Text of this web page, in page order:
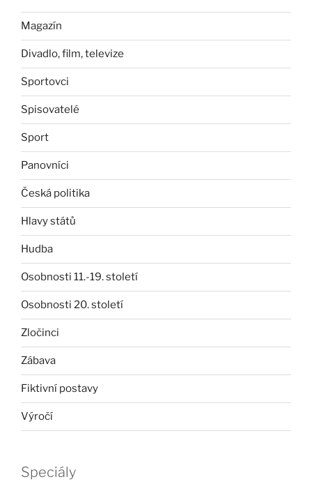
Magazín
Divadlo, film, televize
Sportovci
Spisovatelé
Sport
Panovníci
Česká politika
Hlavy států
Hudba
Osobnosti 11.-19. století
Osobnosti 20. století
Zločinci
Zábava
Fiktivní postavy
Výročí
Speciály